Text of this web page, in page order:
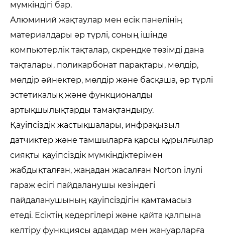
мүмкіндігі бар.
Алюминий жақтаулар мен есік панелінің
материалдары әр түрлі, соның ішінде
компьютерлік тақталар, скрендке төзімді дана
тақталары, поликарбонат парақтары, мөлдір,
мөлдір әйнектер, мөлдір және басқаша, әр түрлі
эстетикалық және функционалды
артықшылықтарды тамақтандыру.
Қауіпсіздік жастықшалары, инфрақызыл
датчиктер және тамшыларға қарсы құрылғылар
сияқты қауіпсіздік мүмкіндіктерімен
жабдықталған, жаңадан жасалған Norton ілулі
гараж есігі пайдаланушы кезіндегі
пайдаланушының қауіпсіздігін қамтамасыз
етеді. Есіктің кедергілері және қайта қалпына
келтіру функциясы адамдар мен жануарларға